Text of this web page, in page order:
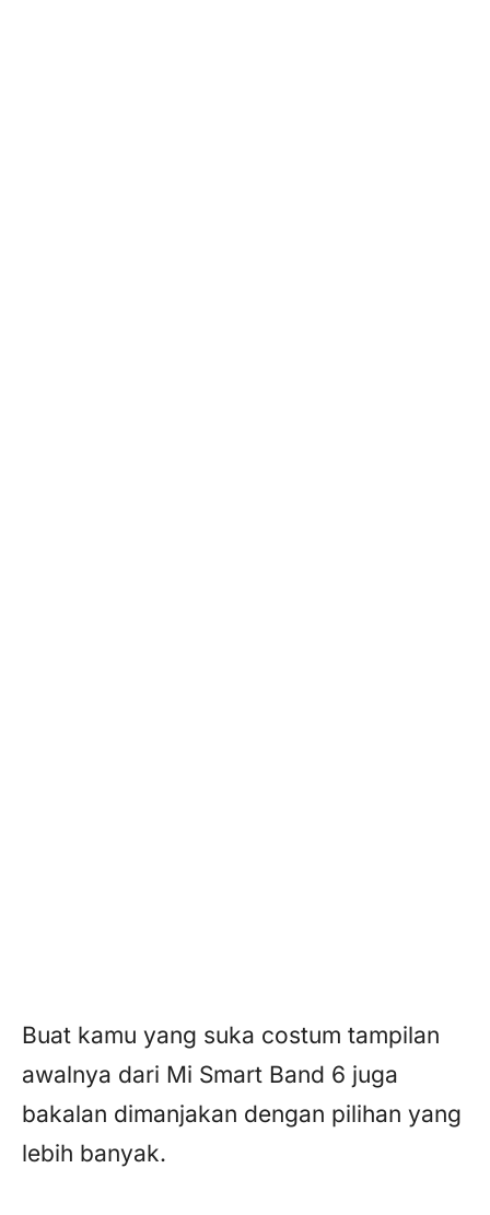
Buat kamu yang suka costum tampilan
awalnya dari Mi Smart Band 6 juga
bakalan dimanjakan dengan pilihan yang
lebih banyak.